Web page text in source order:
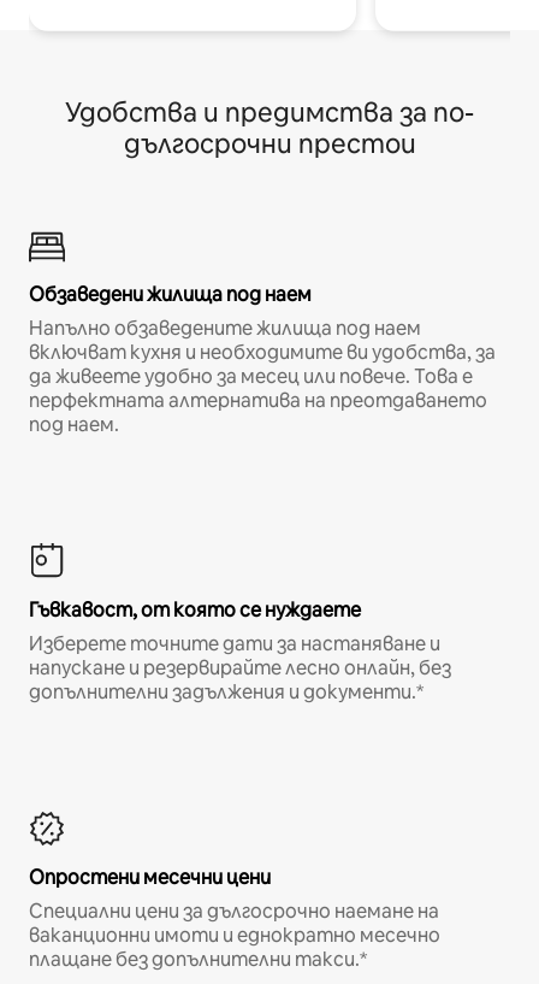
Удобства и предимства за по-
дългосрочни престои
Обзаведени жилища под наем
Напълно обзаведените жилища под наем
включват кухня и необходимите ви удобства, за
да живеете удобно за месец или повече. Това е
перфектната алтернатива на преотдаването
под наем.
Гъвкавост, от която се нуждаете
Изберете точните дати за настаняване и
напускане и резервирайте лесно онлайн, без
допълнителни задължения и документи.*
Опростени месечни цени
Специални цени за дългосрочно наемане на
ваканционни имоти и еднократно месечно
плащане без допълнителни такси.*